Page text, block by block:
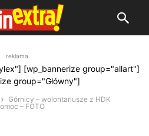
reklama
[wp_bannerize group="allart"]
group="Główny"]
Górnicy – wolontariusze z HDK
– FOTO